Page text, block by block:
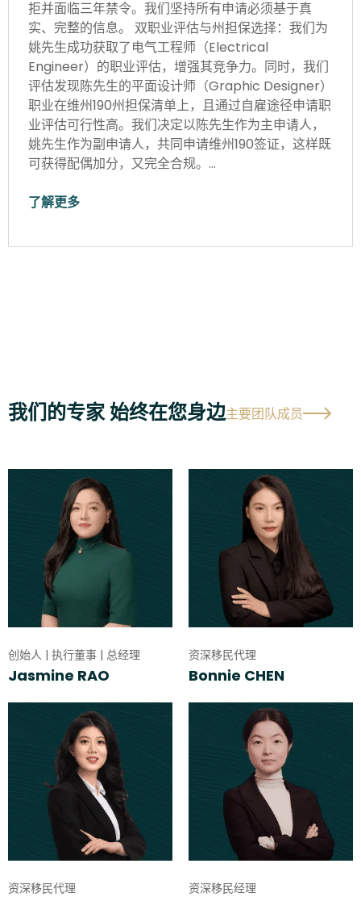
拒并面临三年禁令。我们坚持所有申请必须基于真
实、完整的信息。 双职业评估与州担保选择：我们为
姚先生成功获取了电气工程师（Electrical
Engineer）的职业评估，增强其竞争力。同时，我们
评估发现陈先生的平面设计师（Graphic Designer）
职业在维州190州担保清单上，且通过自雇途径申请职
业评估可行性高。我们决定以陈先生作为主申请人，
姚先生作为副申请人，共同申请维州190签证，这样既
可获得配偶加分，又完全合规。…
了解更多
我们的专家 始终在您身边主要团队成员
创始人 | 执行董事 | 总经理
Jasmine RAO
资深移民代理
Bonnie CHEN
资深移民代理 资深移民经理